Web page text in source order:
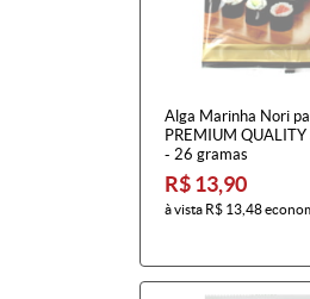
Alga Marinha Nori
PREMIUM
- 26 gramas
R$ 13,90
à vista R$ 13,48